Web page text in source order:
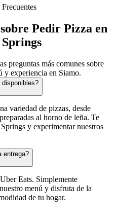
Pedir Pizza en
preguntas más comunes sobre
y experiencia en Siamo.
variedad de pizzas, desde
al horno de leña. Te
y experimentar nuestros
entrega?
Eats. Simplemente
menú y disfruta de la
de tu hogar.